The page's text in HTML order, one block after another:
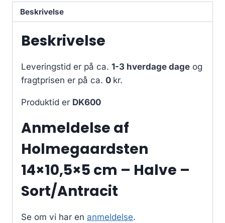
Beskrivelse
Beskrivelse
Leveringstid er på ca. 1-3 hverdage dage og
fragtprisen er på ca. 0 kr.
Produktid er DK600
Anmeldelse af
Holmegaardsten
14×10,5×5 cm – Halve –
Sort/Antracit
Se om vi har en anmeldelse.